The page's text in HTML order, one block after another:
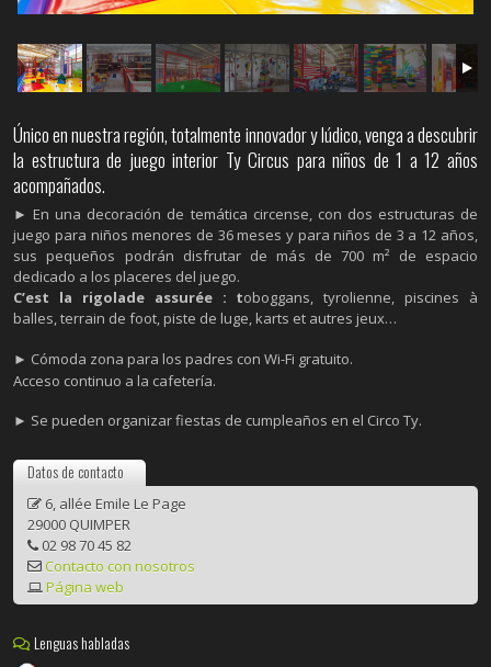
Único en nuestra región, totalmente innovador y lúdico, venga a descubrir
la estructura de juego interior Ty Circus para niños de 1 a 12 años
acompañados.
► En una decoración de temática circense, con dos estructuras de
juego para niños menores de 36 meses y para niños de 3 a 12 años,
sus pequeños podrán disfrutar de más de 700 m² de espacio
dedicado a los placeres del juego.
C’est la rigolade assurée : toboggans, tyrolienne, piscines à
balles, terrain de foot, piste de luge, karts et autres jeux…
► Cómoda zona para los padres con Wi-Fi gratuito.
Acceso continuo a la cafetería.
► Se pueden organizar fiestas de cumpleaños en el Circo Ty.
Datos de contacto
6, allée Emile Le Page
29000 QUIMPER
02 98 70 45 82
Contacto con nosotros
Página web
Lenguas habladas